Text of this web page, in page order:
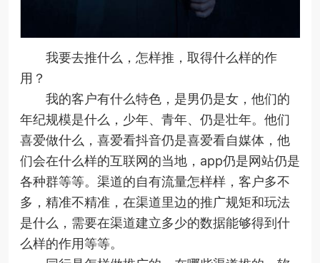
我要去推什么，怎样推，取得什么样的作
用？
我的客户有什么特色，是男仍是女，他们的
年纪规模是什么，少年、青年、仍是壮年。他们
喜爱做什么，喜爱看抖音仍是喜爱看自媒体，他
们会在什么样的互联网的当地，app仍是网站仍是
各种群等等。渠道的自有流量怎样样，客户多不
多，精准不精准，在渠道里边的推广规矩和玩法
是什么，需要在渠道建立多少的数据能够得到什
么样的作用等等。